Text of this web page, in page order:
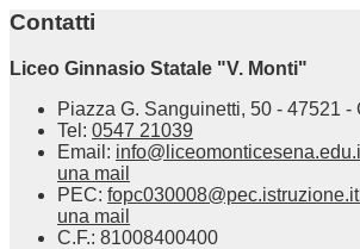
Contatti
Liceo Ginnasio Statale "V. Monti"
Piazza G. Sanguinetti, 50 - 47521 -
Tel: 0547 21039
Email:
una mail
PEC: fopc030008@pec.istruzione.it
una mail
C.F.: 81008400400